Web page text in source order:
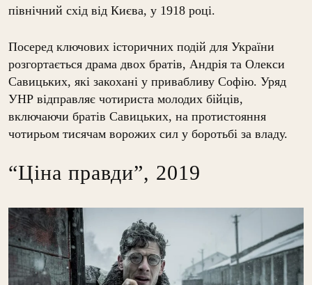
північний схід від Києва, у 1918 році.
Посеред ключових історичних подій для України
розгортається драма двох братів, Андрія та Олекси
Савицьких, які закохані у привабливу Софію. Уряд
УНР відправляє чотириста молодих бійців,
включаючи братів Савицьких, на протистояння
чотирьом тисячам ворожих сил у боротьбі за владу.
“Ціна правди”, 2019